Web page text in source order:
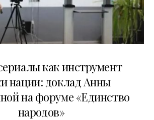
как инструмент
нации: доклад Анны
на форуме «Единство
народов»